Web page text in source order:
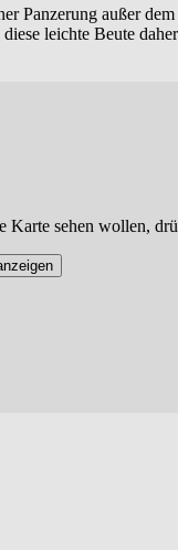
Panzerung außer
leichte Beute
sehen wollen,